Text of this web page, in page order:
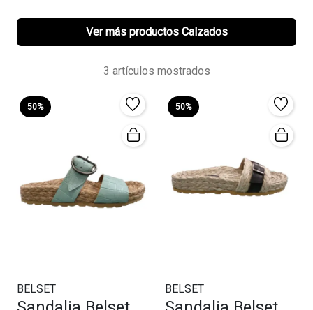
Ver más productos Calzados
3 artículos mostrados
50%
BELSET
50%
BELSET